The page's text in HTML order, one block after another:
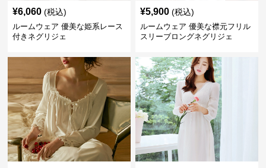
¥6,060 (税込)
ルームウェア 優美な姫系レース
付きネグリジェ
¥5,900 (税込)
ルームウェア 優美な襟元フリル
スリーブロングネグリジェ